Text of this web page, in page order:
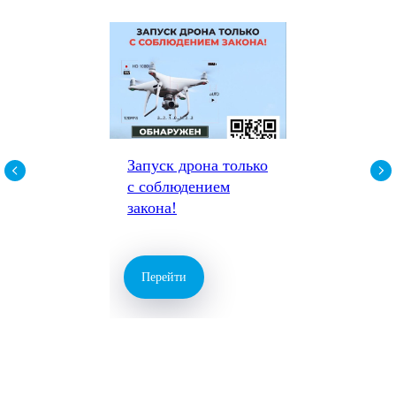
Запуск дрона только
с соблюдением
закона!
Перейти